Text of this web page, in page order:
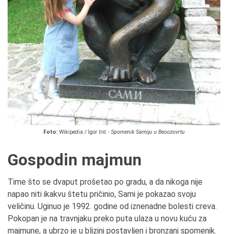
Foto: Wikipedia / Igor Irić - Spomenik Samiju u Beoozovrtu
Gospodin majmun
Time što se dvaput prošetao po gradu, a da nikoga nije
napao niti ikakvu štetu pričinio, Sami je pokazao svoju
veličinu. Uginuo je 1992. godine od iznenadne bolesti creva.
Pokopan je na travnjaku preko puta ulaza u novu kuću za
majmune, a ubrzo je u blizini postavljen i bronzani spomenik.